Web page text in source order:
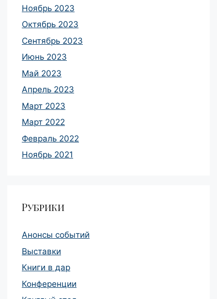
Ноябрь 2023
Октябрь 2023
Сентябрь 2023
Июнь 2023
Май 2023
Апрель 2023
Март 2023
Март 2022
Февраль 2022
Ноябрь 2021
Рубрики
Анонсы событий
Выставки
Книги в дар
Конференции